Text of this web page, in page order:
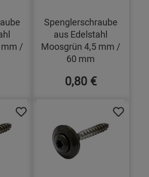
mm /
Spenglerschraube
aus Edelstahl
Moosgrün 4,5 mm /
60 mm
0,80 €